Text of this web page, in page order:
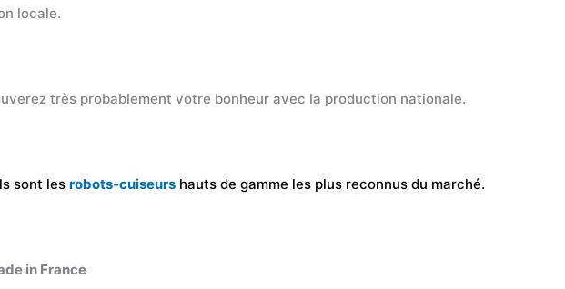
locale.
très probablement votre bonheur avec la production nationale.
sont les robots-cuiseurs hauts de gamme les plus reconnus du marché.
in France